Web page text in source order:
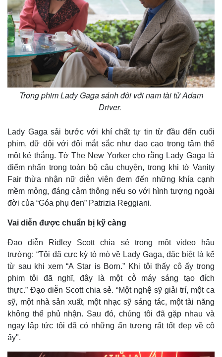
Trong phim Lady Gaga sánh đôi với nam tài tử Adam
Driver.
Lady Gaga sải bước với khí chất tự tin từ đầu đến cuối
phim, dữ dội với đôi mắt sắc như dao cạo trong tâm thế
một kẻ thắng. Tờ The New Yorker cho rằng Lady Gaga là
điểm nhấn trong toàn bộ câu chuyện, trong khi tờ Vanity
Fair thừa nhận nữ diễn viên đem đến những khía cạnh
mềm mỏng, đáng cảm thông nếu so với hình tượng ngoài
đời của “Góa phụ đen” Patrizia Reggiani.
Vai diễn được chuẩn bị kỹ càng
Đạo diễn Ridley Scott chia sẻ trong một video hậu
trường: “Tôi đã cực kỳ tò mò về Lady Gaga, đặc biệt là kể
từ sau khi xem “A Star is Born.” Khi tôi thấy cô ấy trong
phim tôi đã nghĩ, đây là một cỗ máy sáng tạo đích
thực.” Đạo diễn Scott chia sẻ. “Một nghệ sỹ giải trí, một ca
sỹ, một nhà sản xuất, một nhạc sỹ sáng tác, một tài năng
không thể phủ nhận. Sau đó, chúng tôi đã gặp nhau và
ngay lập tức tôi đã có những ấn tượng rất tốt đẹp về cô
ấy".